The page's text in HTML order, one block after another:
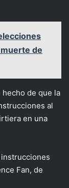
de
de que la
al
en una
Fan, de